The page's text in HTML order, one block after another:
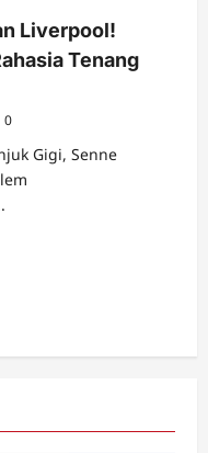
Liverpool!
Tenang
0
Gigi, Senne